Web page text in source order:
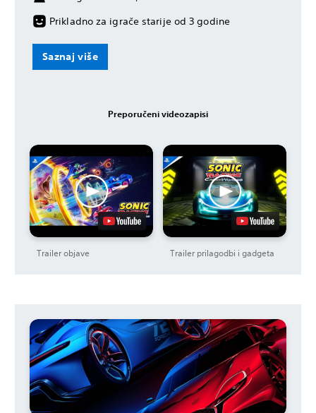
Prikladno za igrače starije od 3 godine
Saznaj više
Preporučeni videozapisi
Trailer objave Trailer prilagodbi i gadgeta